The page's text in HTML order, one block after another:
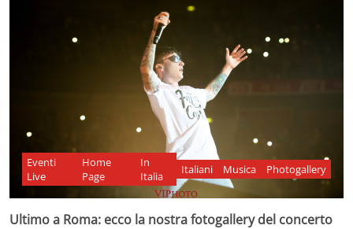
Eventi
Live
Home
Page
In
Italia
Italiani Musica Photogallery
Ultimo a Roma: ecco la nostra fotogallery del concerto